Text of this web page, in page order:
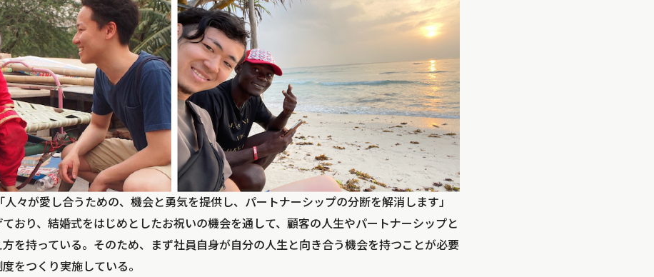
人々が愛し合うための、機会と勇気を提供し、パートナーシップの分断を解消します」
おり、結婚式をはじめとしたお祝いの機会を通して、顧客の人生やパートナーシップと
を持っている。そのため、まず社員自身が自分の人生と向き合う機会を持つことが必要
をつくり実施している。